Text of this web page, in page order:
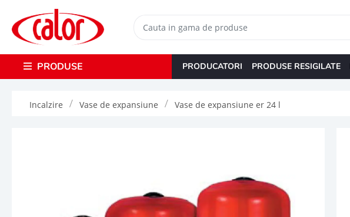
PRODUSE PRODUCATORI PRODUSE RESIGILATE
Incalzire Vase de expansiune Vase de expansiune er 24 l